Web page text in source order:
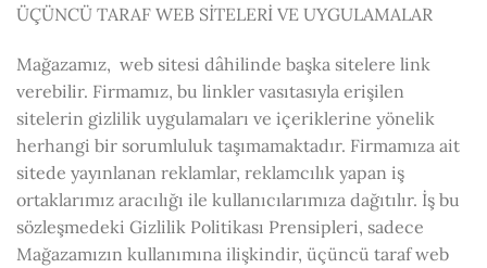
ÜÇÜNCÜ TARAF WEB SİTELERİ VE UYGULAMALAR
Mağazamız, web sitesi dâhilinde başka sitelere link
verebilir. Firmamız, bu linkler vasıtasıyla erişilen
sitelerin gizlilik uygulamaları ve içeriklerine yönelik
herhangi bir sorumluluk taşımamaktadır. Firmamıza ait
sitede yayınlanan reklamlar, reklamcılık yapan iş
ortaklarımız aracılığı ile kullanıcılarımıza dağıtılır. İş bu
sözleşmedeki Gizlilik Politikası Prensipleri, sadece
Mağazamızın kullanımına ilişkindir, üçüncü taraf web